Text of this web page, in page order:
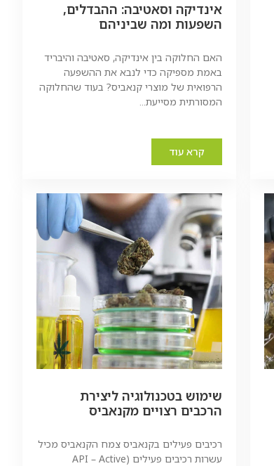
אינדיקה וסאטיבה: ההבדלים,
השפעות ומה שביניהם
האם החלוקה בין אינדיקה, סאטיבה והיבריד
באמת מספיקה כדי לנבא את ההשפעה
הרפואית של מוצרי קנאביס? בעוד שהחלוקה
המסורתית מסייעת...
קרא עוד
שימוש בטכנולוגיה ליצירת
הרכבים רצויים מקנאביס
רכיבים פעילים בקנאביס צמח הקנאביס מכיל
עשרות רכיבים פעילים (API – Active